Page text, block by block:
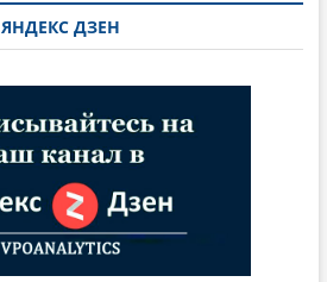
ЯНДЕКС ДЗЕН